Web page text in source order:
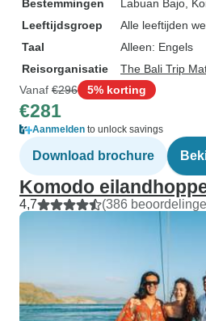
Bestemmingen Labuan Bajo ,
Leeftijdsgroep
Alle leeftijden
Taal
Alleen: Engels
Reisorganisatie
The Bali Trip
Vanaf €296 5% korting
€281
Aanmelden to unlock savings
Download brochure
Komodo
4,7 (386